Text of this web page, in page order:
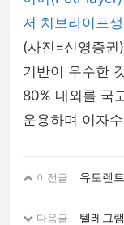
저 처브라이프
(사진=신영증권
기반이 우수한
80% 내외를 국
운용하며 이자
이전글 유토렌
다음글 텔레그